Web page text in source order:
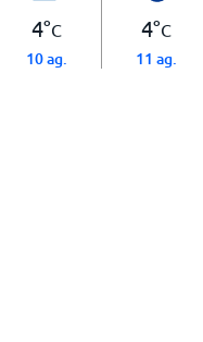
4°C
10 ag.
4°C
11 ag.